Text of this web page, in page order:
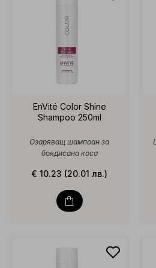
EnVité Color Shine
Shampoo 250ml
Озаряващ шампоан за
боядисана коса
€ 10.23 (20.01 лв.)